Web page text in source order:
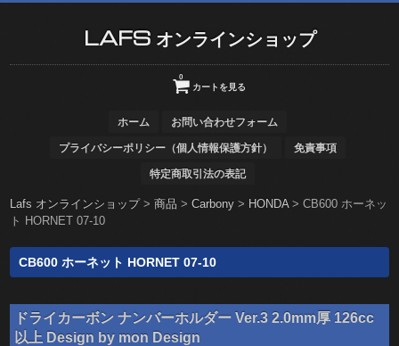
LAFS オンラインショップ
カートを見る
0
ホーム お問い合わせフォーム
プライバシーポリシー（個人情報保護方針） 免責事項
特定商取引法の表記
Lafs オンラインショップ>商品 >Carbony > HONDA>CB600 ホーネッ
ト HORNET 07-10
CB600 ホーネット HORNET 07-10
ドライカーボン ナンバーホルダー Ver.3 2.0mm厚 126cc
以上 Design by mon Design